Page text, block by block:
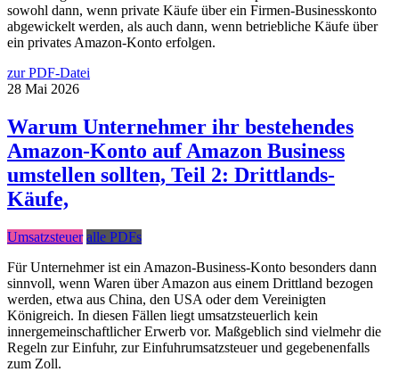
sowohl dann, wenn private Käufe über ein Firmen-Businesskonto
abgewickelt werden, als auch dann, wenn betriebliche Käufe über
ein privates Amazon-Konto erfolgen.
zur PDF-Datei
28 Mai 2026
Warum Unternehmer ihr bestehendes
Amazon-Konto auf Amazon Business
umstellen sollten, Teil 2: Drittlands-
Käufe,
Umsatzsteuer alle PDFs
Für Unternehmer ist ein Amazon-Business-Konto besonders dann
sinnvoll, wenn Waren über Amazon aus einem Drittland bezogen
werden, etwa aus China, den USA oder dem Vereinigten
Königreich. In diesen Fällen liegt umsatzsteuerlich kein
innergemeinschaftlicher Erwerb vor. Maßgeblich sind vielmehr die
Regeln zur Einfuhr, zur Einfuhrumsatzsteuer und gegebenenfalls
zum Zoll.